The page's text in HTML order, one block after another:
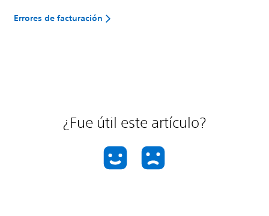
Errores de facturación
¿Fue útil este artículo?